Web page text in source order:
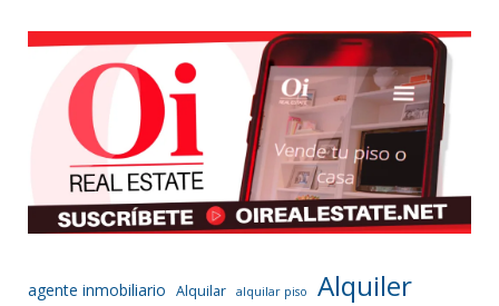
agente inmobiliario Alquilar alquilar piso Alquiler